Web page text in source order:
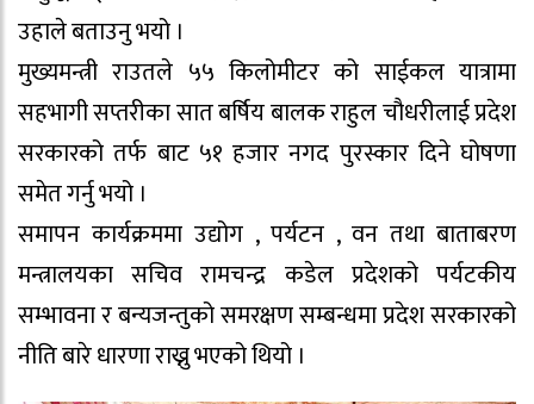
उहाले बताउनु भयो ।
मुख्यमन्त्री राउतले ५५ किलोमीटर को साईकल यात्रामा
सहभागी सप्तरीका सात बर्षिय बालक राहुल चौधरीलाई प्रदेश
सरकारको तर्फ बाट ५१ हजार नगद पुरस्कार दिने घोषणा
समेत गर्नु भयो ।
समापन कार्यक्रममा उद्योग , पर्यटन , वन तथा बाताबरण
मन्त्रालयका सचिव रामचन्द्र कडेल प्रदेशको पर्यटकीय
सम्भावना र बन्यजन्तुको समरक्षण सम्बन्धमा प्रदेश सरकारको
नीति बारे धारणा राख्नु भएको थियो ।